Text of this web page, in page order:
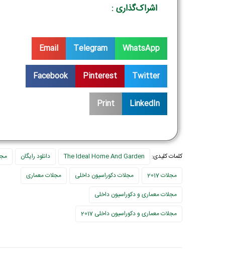
اشراک‌گذاری :
WhatsApp
Telegram
Email
Twitter
Pinterest
Facebook
LinkedIn
Print
کلمات کلیدی: The Ideal Home And Garden دانلود رایگان
مجلات 2017
مجلات دکوراسیون داخلی
مجلات معماری
مجلات معماری و دکوراسیون داخلی
مجلات معماری و دکوراسیون داخلی 2017